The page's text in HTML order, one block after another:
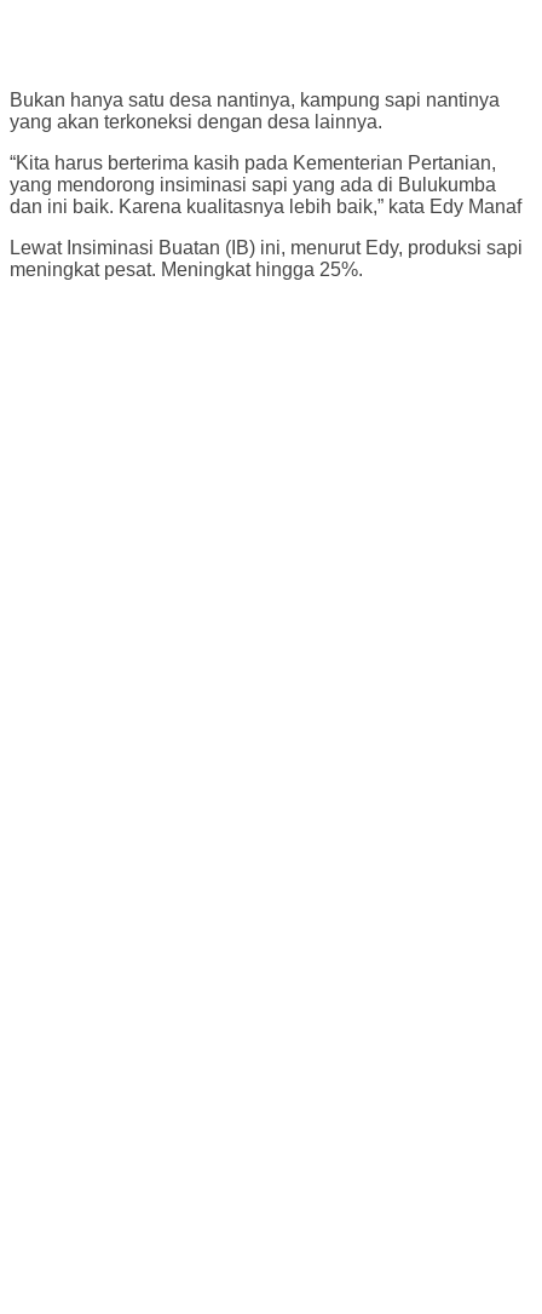
Bukan hanya satu desa nantinya, kampung sapi nantinya
yang akan terkoneksi dengan desa lainnya.
“Kita harus berterima kasih pada Kementerian Pertanian,
yang mendorong insiminasi sapi yang ada di Bulukumba
dan ini baik. Karena kualitasnya lebih baik,” kata Edy Manaf
Lewat Insiminasi Buatan (IB) ini, menurut Edy, produksi sapi
meningkat pesat. Meningkat hingga 25%.